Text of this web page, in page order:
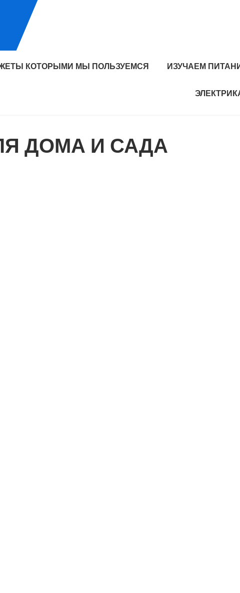
КОТОРЫМИ МЫ ПОЛЬЗУЕМСЯ ИЗУЧАЕМ
ДОМА И САДА